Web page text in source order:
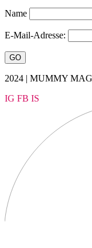
Name
E-Mail-Adresse:
2024 | MUMMY MAG
IG FB IS